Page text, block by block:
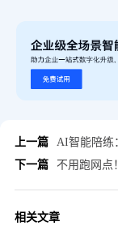
上一篇
AI智能陪练
下一篇
不用跑网点！
相关文章